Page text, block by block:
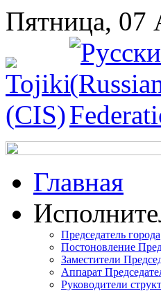
Пятница, 07
Главная
Председатель города
Постоновление
Заместители
Аппарат
Руководители